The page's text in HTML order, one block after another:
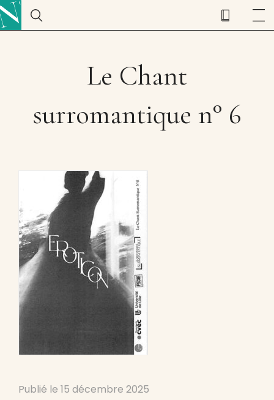
Le Chant
surromantique n° 6
Publié le 15 décembre 2025